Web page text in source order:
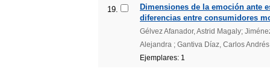
19.
Dimensiones de la emoción ante
diferencias entre consumidores
Gélvez Afanador, Astrid Magaly;
Alejandra ; Gantiva Díaz, Carlos Andrés
Ejemplares: 1